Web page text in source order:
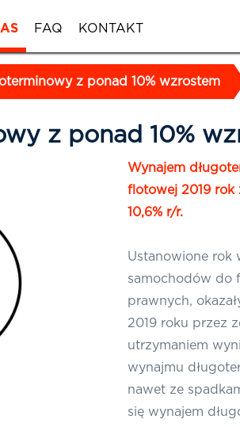
FAQ KONTAKT
z ponad 10% wzrostem
z ponad 10%
Wynajem
flotowej 2019 rok
10,6% r/r.
Ustanowione rok
samochodów do
prawnych,
2019 roku przez
utrzymaniem
wynajmu
nawet ze
się wynajem